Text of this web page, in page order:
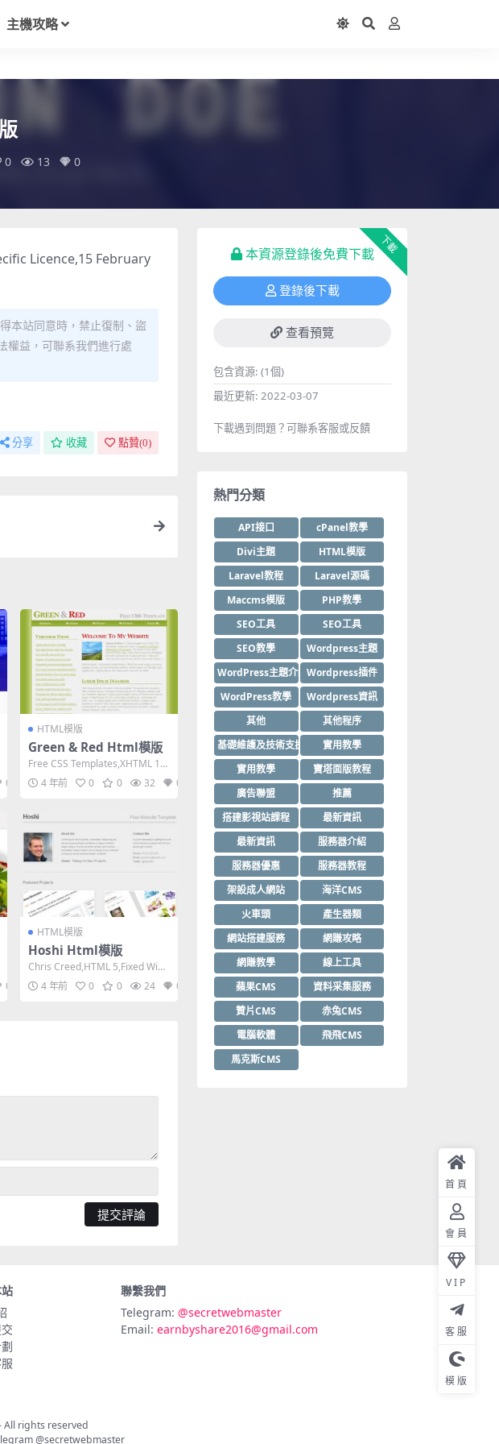
主機攻略
0 13 0
Licence,15 February
本站同意時，禁止復制、盜
權益，可聯系我們進行處
分享 收藏 點贊(0)
0
HTML模版
Green & Red Html模版
Free CSS Templates,XHTML 1.0
Strict,Fixe...
4 年前 0 0 32 0
0
HTML模版
Hoshi Html模版
Chris Creed,HTML 5,Fixed Widt
h, Mixed Co...
4 年前 0 0 24 0
下載
本資源登錄後免費下載
登錄後下載
查看預覽
包含資源: (1個)
最近更新: 2022-03-07
下載遇到問題？可聯系客服或反饋
熱門分類
API接口
cPanel教學
Divi主題
HTML模版
Laravel教程
Laravel源碼
Maccms模版
PHP教學
SEO工具
SEO工具
SEO教學
Wordpress主題
WordPress主題介紹Wordpress插件
WordPress教學
Wordpress資訊
其他
其他程序
基礎維護及技術支援
實用教學
實用教學
寶塔面版教程
廣告聯盟
推薦
搭建影視站課程
最新資訊
最新資訊
服務器介紹
服務器優惠
服務器教程
架設成人網站
海洋CMS
火車頭
產生器類
網站搭建服務
網賺攻略
網賺教學
線上工具
蘋果CMS
資料采集服務
贊片CMS
赤兔CMS
電腦軟體
飛飛CMS
馬克斯CMS
聯繫我們
Telegram: @secretwebmaster
Email: earnbyshare2016@gmail.com
All rights reserved
@secretwebmaster
首頁
會員
VIP
客服
模版